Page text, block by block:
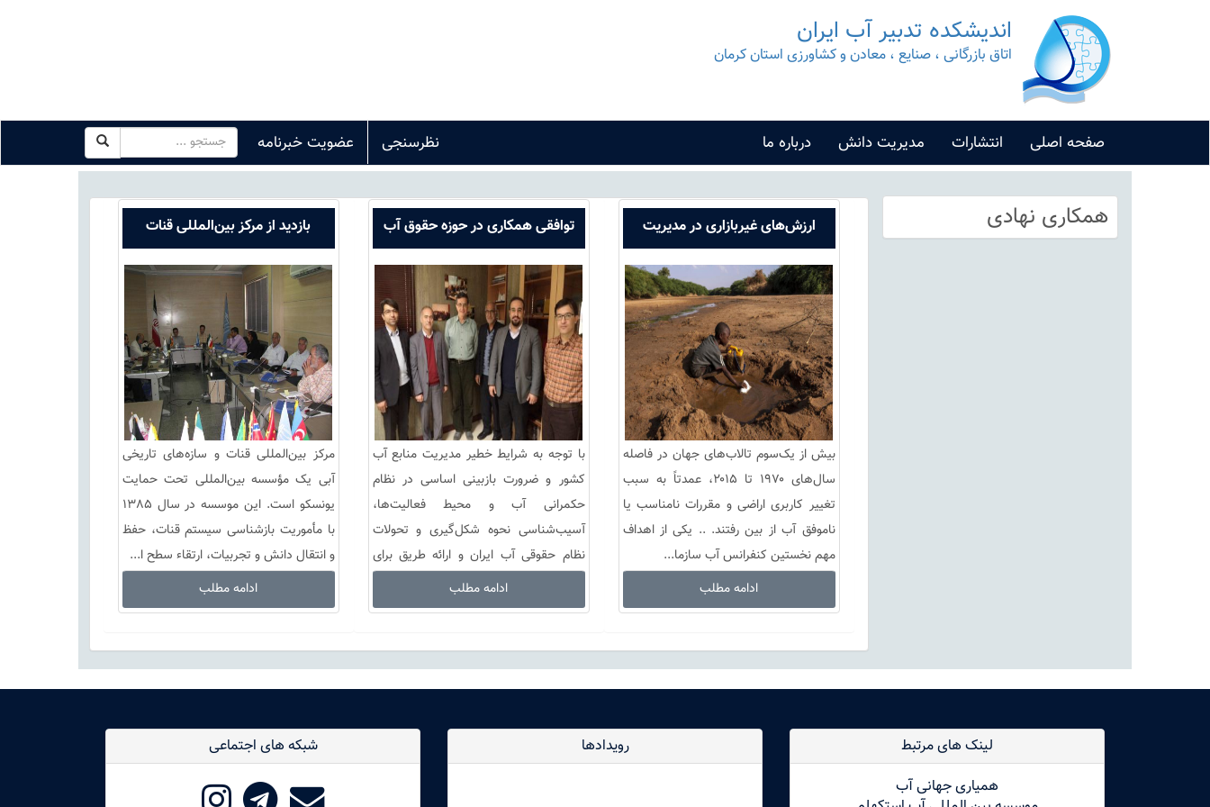
اندیشکده تدبیر آب ایران
اتاق بازرگانی ، صنایع ، معادن و کشاورزی استان کرمان
عضویت خبرنامه نظرسنجی صفحه اصلی انتشارات مدیریت دانش درباره ما
همکاری نهادی ارزش‌های غیربازاری در مدیریت
منابع آب
بیش از یک‌سوم تالاب‌های جهان در فاصله
سال‌های ۱۹۷۰ تا ۲۰۱۵، عمدتاً به سبب
تغییر کاربری اراضی و مقررات نامناسب یا
ناموفق آب از بین رفتند. .. یکی از اهداف
مهم نخستین کنفرانس آب سازما...
ادامه مطلب
توافقی همکاری در حوزه حقوق آب
با توجه به شرایط خطیر مدیریت منابع آب
کشور و ضرورت بازبینی اساسی در نظام
حکمرانی آب و محیط فعالیت‌ها،
آسیب‌شناسی نحوه شکل‌گیری و تحولات
نظام حقوقی آب ایران و ارائه طریق برای
ادامه مطلب
بازدید از مرکز بین‌المللی قنات
مرکز بین‌المللی قنات و سازه‌های تاریخی
آبی یک مؤسسه بین‌المللی تحت حمایت
یونسکو است. این موسسه در سال 1385
با مأموریت بازشناسی سیستم قنات، حفظ
و انتقال دانش و تجربیات، ارتقاء سطح ا...
ادامه مطلب
لینک های مرتبط
همیاری جهانی آب
رویدادها
شبکه های اجتماعی